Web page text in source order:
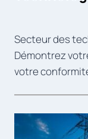
Secteur des
Démontrez
votre